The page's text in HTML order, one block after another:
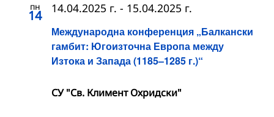
пн
14
Международна конференция „Балкански
гамбит: Югоизточна Европа между
Изтока и Запада (1185–1285 г.)“
14.04.2025 г. - 15.04.2025 г.
СУ "Св. Климент Охридски"